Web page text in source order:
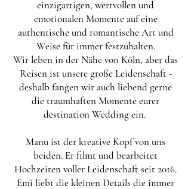
einzigartigen, wertvollen und
emotionalen Momente auf eine
authentische und romantische Art und
Weise für immer festzuhalten.
Wir leben in der Nähe von Köln, aber das
Reisen ist unsere große Leidenschaft -
deshalb fangen wir auch liebend gerne
die traumhaften Momente eurer
destination Wedding ein.
Manu ist der kreative Kopf von uns
beiden. Er filmt und bearbeitet
Hochzeiten voller Leidenschaft seit 2016.
Emi liebt die kleinen Details die immer